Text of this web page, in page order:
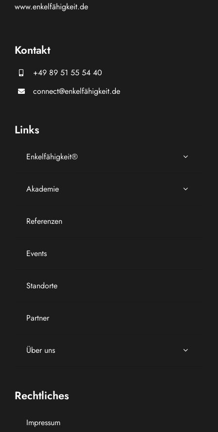
www.enkelfähigkeit.de
Kontakt
+49 89 51 55 54 40
connect@enkelfähigkeit.de
Links
Enkelfähigkeit®
Akademie
Referenzen
Events
Standorte
Partner
Über uns
Rechtliches
Impressum